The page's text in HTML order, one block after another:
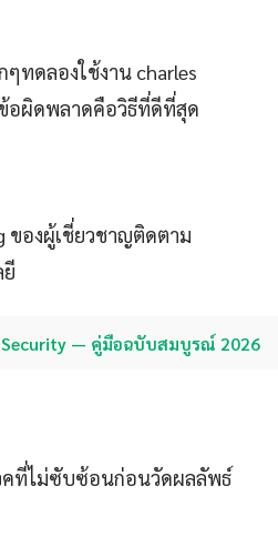
ๆทดลองใช้งาน charles
ข้อผิดพลาดคือวิธีที่ดีที่สุด
ของผู้เชี่ยวชาญติดตาม
Security — คู่มือฉบับสมบูรณ์ 2026
จคที่ไม่ซับซ้อนก่อนวัดผลลัพธ์